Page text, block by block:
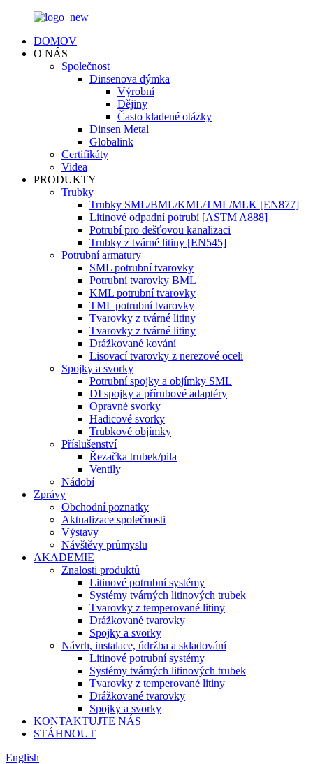
DOMOV
O NÁS
Společnost
Dinsenova dýmka
Výrobní
Dějiny
Často kladené otázky
Dinsen Metal
Globalink
Certifikáty
Videa
PRODUKTY
Trubky
Trubky SML/BML/KML/TML/MLK [EN877]
Litinové odpadní potrubí [ASTM A888]
Potrubí pro dešťovou kanalizaci
Trubky z tvárné litiny [EN545]
Potrubní armatury
SML potrubní tvarovky
Potrubní tvarovky BML
KML potrubní tvarovky
TML potrubní tvarovky
Tvarovky z tvárné litiny
Tvarovky z tvárné litiny
Drážkované kování
Lisovací tvarovky z nerezové oceli
Spojky a svorky
Potrubní spojky a objímky SML
DI spojky a přírubové adaptéry
Opravné svorky
Hadicové svorky
Trubkové objímky
Příslušenství
Řezačka trubek/pila
Ventily
Nádobí
Zprávy
Obchodní poznatky
Aktualizace společnosti
Výstavy
Návštěvy průmyslu
AKADEMIE
Znalosti produktů
Litinové potrubní systémy
Systémy tvárných litinových trubek
Tvarovky z temperované litiny
Drážkované tvarovky
Spojky a svorky
Návrh, instalace, údržba a skladování
Litinové potrubní systémy
Systémy tvárných litinových trubek
Tvarovky z temperované litiny
Drážkované tvarovky
Spojky a svorky
KONTAKTUJTE NÁS
STÁHNOUT
English